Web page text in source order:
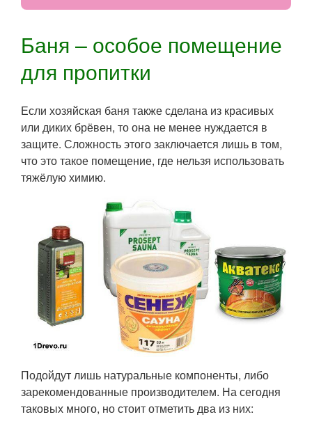
Баня – особое помещение
для пропитки
Если хозяйская баня также сделана из красивых
или диких брёвен, то она не менее нуждается в
защите. Сложность этого заключается лишь в том,
что это такое помещение, где нельзя использовать
тяжёлую химию.
Подойдут лишь натуральные компоненты, либо
зарекомендованные производителем. На сегодня
таковых много, но стоит отметить два из них: